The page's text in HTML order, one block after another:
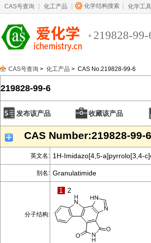
CAS号查询 化工产品 化学结构搜索 化学工具
219828-99-
CAS号查询 > 化工产品 > CAS No.219828-99-6
219828-99-6
发布该产品 收藏该产品
CAS Number:219828-99-
英文名: 1H-Imidazo[4,5-a]pyrrolo[3,4-
别名: Granulatimide
分子结构:
1 2